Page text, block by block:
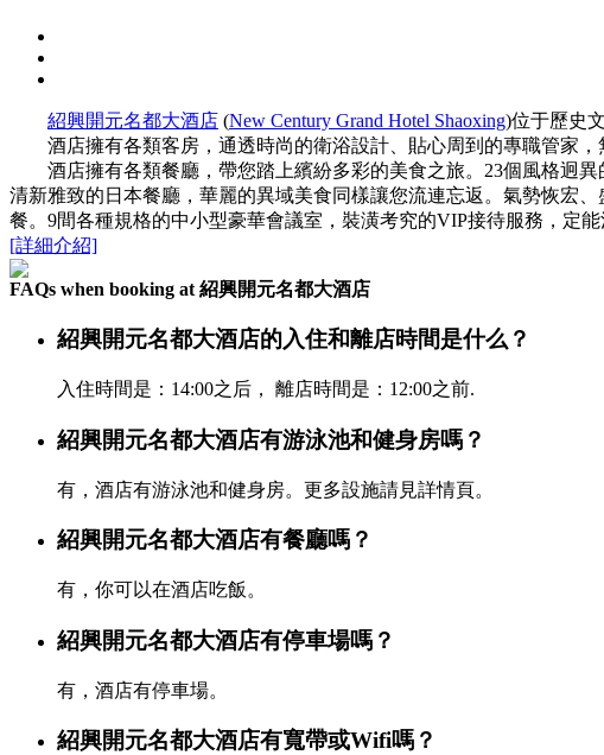
紹興開元名都大酒店 (New Century Grand Hotel Shaoxing)位于歷史
酒店擁有各類客房，通透時尚的衛浴設計、貼心周到的專職管家，
酒店擁有各類餐廳，帶您踏上繽紛多彩的美食之旅。23個風格迥異
清新雅致的日本餐廳，華麗的異域美食同樣讓您流連忘返。氣勢恢宏
餐。9間各種規格的中小型豪華會議室，裝潢考究的VIP接待服務，定能
[詳細介紹]
FAQs when booking at 紹興開元名都大酒店
紹興開元名都大酒店的入住和離店時間是什么？
入住時間是：14:00之后， 離店時間是：12:00之前.
紹興開元名都大酒店有游泳池和健身房嗎？
有，酒店有游泳池和健身房。更多設施請見詳情頁。
紹興開元名都大酒店有餐廳嗎？
有，你可以在酒店吃飯。
紹興開元名都大酒店有停車場嗎？
有，酒店有停車場。
紹興開元名都大酒店有寬帶或Wifi嗎？